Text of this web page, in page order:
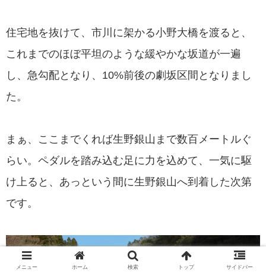
住宅地を抜けて、市川に架かる小野大橋を渡ると、
これまでのほぼ平坦のような緩やかな坂道が一遍
し、急勾配となり、10%前後の劇坂区間となりまし
た。
まぁ、ここまでくれば生野銀山まで数百メートルぐ
らい。ペダルを踏み込む足に力を込めて、一気に駆
け上ると、あっという間に生野銀山へ到着した次第
です。
メニュー ホーム 検索 トップ サイドバー